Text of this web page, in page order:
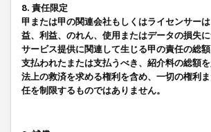
8. 責任限定
甲または甲の関連会社もしくはライセンサー
益、利益、のれん、使用またはデータの損失
サービス提供に関連して生じる甲の責任の総
支払われたまたは支払うべき、紹介料の総額
法上の救済を求める権利を含め、一切の権利
任を制限するものではありません。